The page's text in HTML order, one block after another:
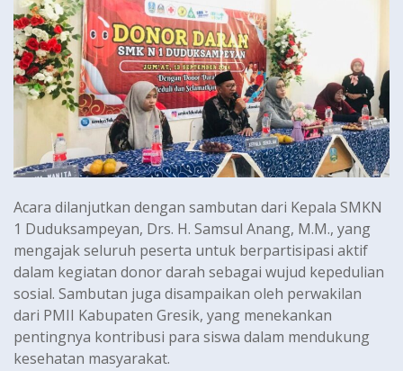
Acara dilanjutkan dengan sambutan dari Kepala SMKN
1 Duduksampeyan, Drs. H. Samsul Anang, M.M., yang
mengajak seluruh peserta untuk berpartisipasi aktif
dalam kegiatan donor darah sebagai wujud kepedulian
sosial. Sambutan juga disampaikan oleh perwakilan
dari PMII Kabupaten Gresik, yang menekankan
pentingnya kontribusi para siswa dalam mendukung
kesehatan masyarakat.